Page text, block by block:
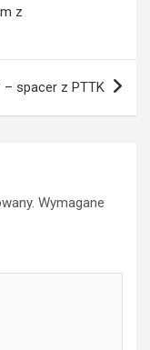
z
– spacer z PTTK
Wymagane